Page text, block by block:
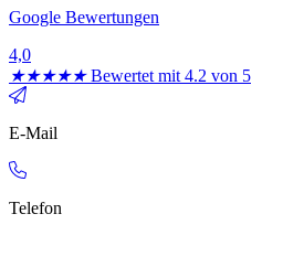
Google Bewertungen
4,0
★★★★★ Bewertet mit 4.2 von 5
E-Mail
Telefon